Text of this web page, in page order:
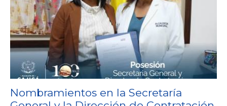
Nombramientos en la Secretaría